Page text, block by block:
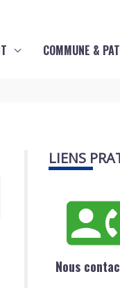
COMMUNE &
LIENS
Nous